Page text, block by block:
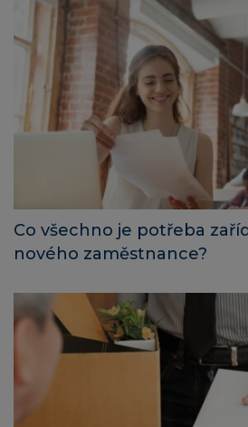
Co všechno je potřeba
nového zaměstnance?